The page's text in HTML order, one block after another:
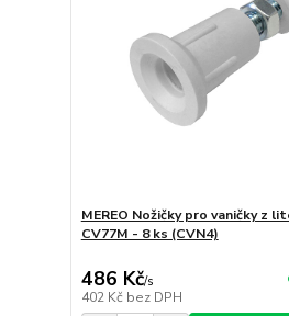
MEREO Nožičky pro vaničky z
CV77M - 8 ks (CVN4)
486 Kč/s
402 Kč bez DPH